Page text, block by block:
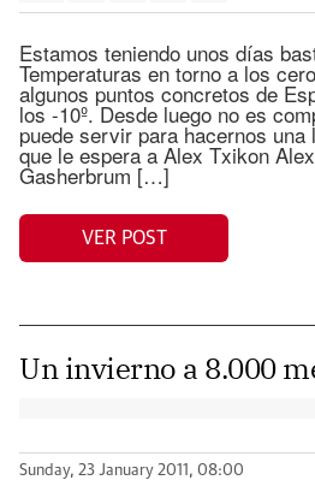
Estamos teniendo unos días
Temperaturas en torno a los
algunos puntos concretos de
los -10º. Desde luego no es
puede servir para hacernos
que le espera a Alex Txikon
Gasherbrum […]
VER POST
Un invierno a 8.000
Sunday, 23 January 2011, 08:00